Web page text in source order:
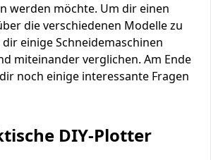
werden möchte. Um dir einen
die verschiedenen Modelle zu
einige Schneidemaschinen
miteinander verglichen. Am Ende
noch einige interessante Fragen
DIY-Plotter